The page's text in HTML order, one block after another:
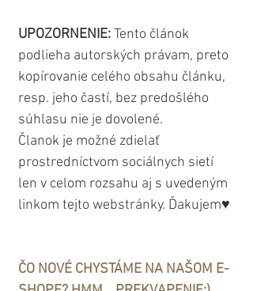
UPOZORNENIE: Tento článok
podlieha autorských právam, preto
kopírovanie celého obsahu článku,
resp. jeho častí, bez predošlého
súhlasu nie je dovolené.
Članok je možné zdielať
prostredníctvom sociálnych sietí
len v celom rozsahu aj s uvedeným
linkom tejto webstránky. Ďakujem♥
ČO NOVÉ CHYSTÁME NA NAŠOM E-